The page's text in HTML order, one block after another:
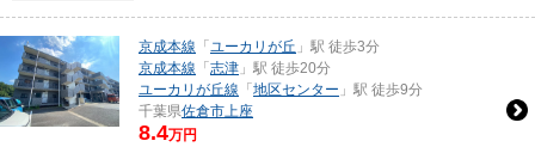
京成本線 「 ユーカリが丘 」駅 徒歩3分
京成本線 「 志津 」駅 徒歩20分
ユーカリが丘線 「 地区センター 」駅 徒歩9分
千葉県佐倉市上座
8.4万円